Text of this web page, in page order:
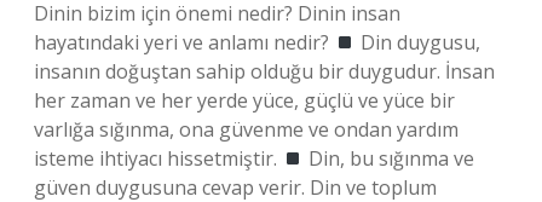
Dinin bizim için önemi nedir? Dinin insan
hayatındaki yeri ve anlamı nedir?
Din duygusu,
insanın doğuştan sahip olduğu bir duygudur. İnsan
her zaman ve her yerde yüce, güçlü ve yüce bir
varlığa sığınma, ona güvenme ve ondan yardım
isteme ihtiyacı hissetmiştir.
Din, bu sığınma ve
güven duygusuna cevap verir. Din ve toplum